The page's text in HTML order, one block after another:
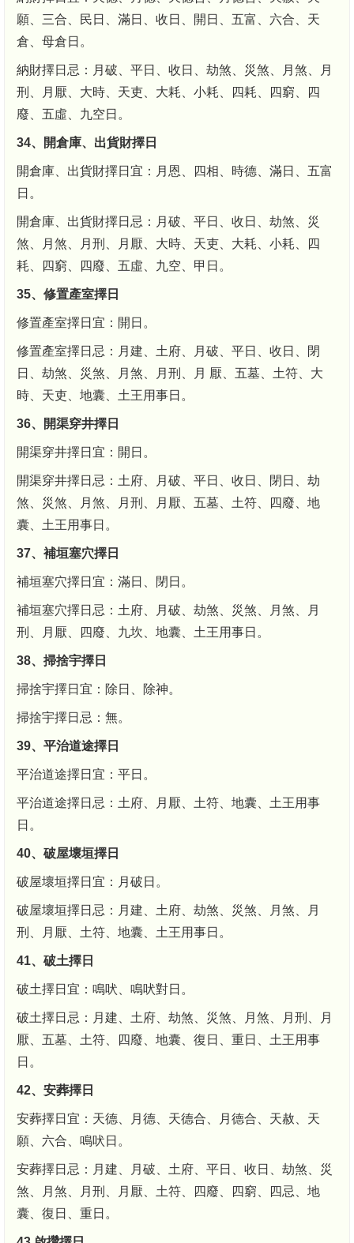
願、三合、民日、滿日、收日、開日、五富、六合、天
倉、母倉日。
納財擇日忌：月破、平日、收日、劫煞、災煞、月煞、月
刑、月厭、大時、天吏、大耗、小耗、四耗、四窮、四
廢、五虛、九空日。
34、開倉庫、出貨財擇日
開倉庫、出貨財擇日宜：月恩、四相、時德、滿日、五富
日。
開倉庫、出貨財擇日忌：月破、平日、收日、劫煞、災
煞、月煞、月刑、月厭、大時、天吏、大耗、小耗、四
耗、四窮、四廢、五虛、九空、甲日。
35、修置產室擇日
修置產室擇日宜：開日。
修置產室擇日忌：月建、土府、月破、平日、收日、閉
日、劫煞、災煞、月煞、月刑、月 厭、五墓、土符、大
時、天吏、地囊、土王用事日。
36、開渠穿井擇日
開渠穿井擇日宜：開日。
開渠穿井擇日忌：土府、月破、平日、收日、閉日、劫
煞、災煞、月煞、月刑、月厭、五墓、土符、四廢、地
囊、土王用事日。
37、補垣塞穴擇日
補垣塞穴擇日宜：滿日、閉日。
補垣塞穴擇日忌：土府、月破、劫煞、災煞、月煞、月
刑、月厭、四廢、九坎、地囊、土王用事日。
38、掃捨宇擇日
掃捨宇擇日宜：除日、除神。
掃捨宇擇日忌：無。
39、平治道途擇日
平治道途擇日宜：平日。
平治道途擇日忌：土府、月厭、土符、地囊、土王用事
日。
40、破屋壞垣擇日
破屋壞垣擇日宜：月破日。
破屋壞垣擇日忌：月建、土府、劫煞、災煞、月煞、月
刑、月厭、土符、地囊、土王用事日。
41、破土擇日
破土擇日宜：鳴吠、鳴吠對日。
破土擇日忌：月建、土府、劫煞、災煞、月煞、月刑、月
厭、五墓、土符、四廢、地囊、復日、重日、土王用事
日。
42、安葬擇日
安葬擇日宜：天德、月德、天德合、月德合、天赦、天
願、六合、鳴吠日。
安葬擇日忌：月建、月破、土府、平日、收日、劫煞、災
煞、月煞、月刑、月厭、土符、四廢、四窮、四忌、地
囊、復日、重日。